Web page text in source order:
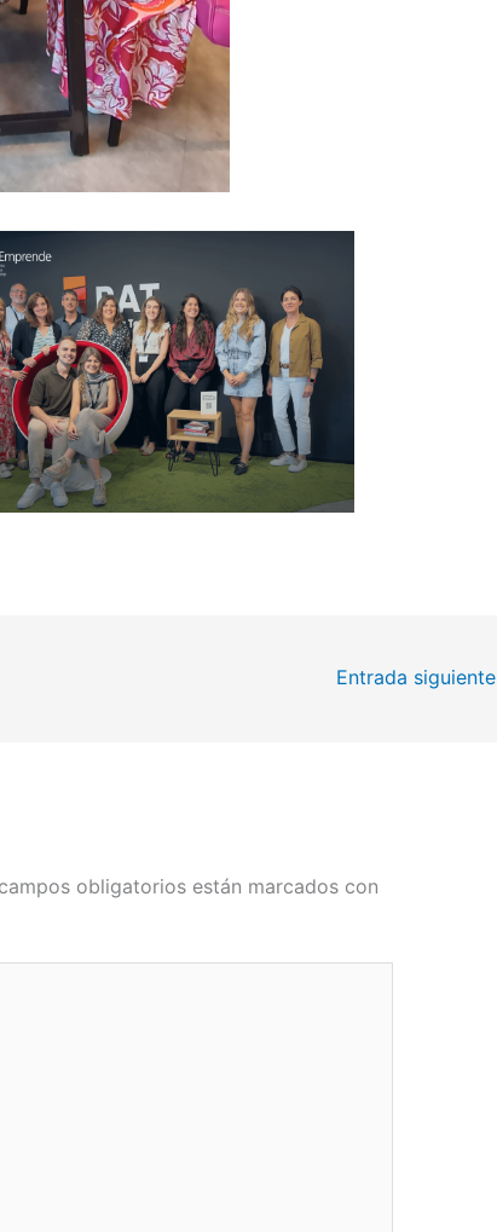
Entrada siguiente
obligatorios están marcados con